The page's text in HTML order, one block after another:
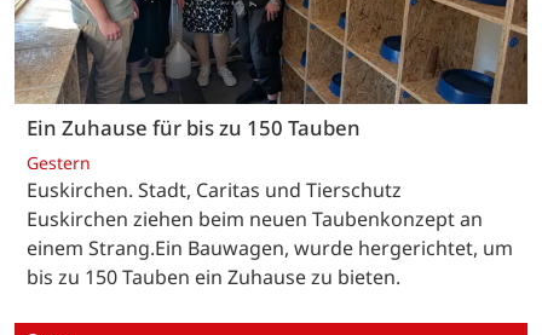
Ein Zuhause für bis zu 150 Tauben
Gestern
Euskirchen. Stadt, Caritas und Tierschutz
Euskirchen ziehen beim neuen Taubenkonzept an
einem Strang.Ein Bauwagen, wurde hergerichtet, um
bis zu 150 Tauben ein Zuhause zu bieten.